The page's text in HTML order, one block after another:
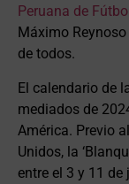
Peruana de Fútbol
Máximo
de todos.
El calendario de
mediados de
América. Previo
Unidos, la
entre el 3 y 11